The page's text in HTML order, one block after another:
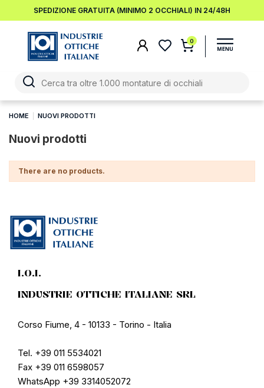
SPEDIZIONE GRATUITA (MINIMO 2 OCCHIALI) IN 24/48H
0
HOME NUOVI PRODOTTI
Nuovi prodotti
There are no products.
I.O.I.
INDUSTRIE OTTICHE ITALIANE SRL
Corso Fiume, 4 - 10133 - Torino - Italia
Tel. +39 011 5534021
Fax +39 011 6598057
WhatsApp +39 3314052072